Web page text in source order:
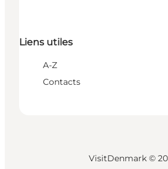
Liens utiles
A-Z
Contacts
VisitDenmark ©